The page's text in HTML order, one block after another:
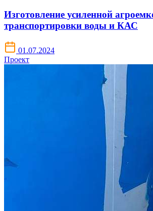
Изготовление усиленной
транспортировки воды и КАС
01.07.2024
Проект